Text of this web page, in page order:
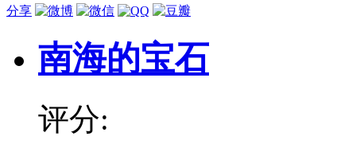
分享
南海的宝石
评分: